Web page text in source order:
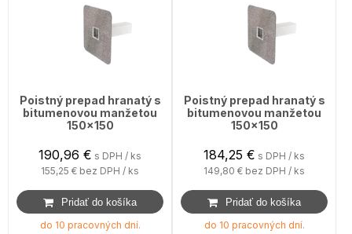
Poistný prepad hranatý s
bitumenovou manžetou
150x150
190,96 € s DPH / ks
155,25 € bez DPH / ks
do 10 pracovných dní.
Poistný prepad hranatý s
bitumenovou manžetou
150x150
184,25 € s DPH / ks
149,80 € bez DPH / ks
do 10 pracovných dní.